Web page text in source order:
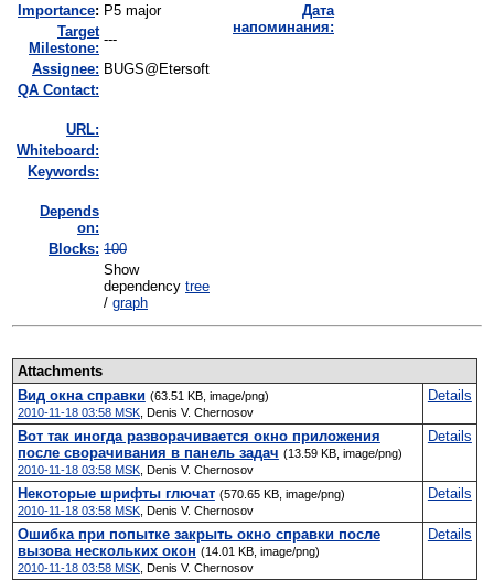
mportance: P5 major
Target
Milestone:
---
Assignee: BUGS@Etersoft
QA Contact:
URL:
Whiteboard:
Keywords:
Depends
on:
Blocks: 100
Show
dependency tree
/ graph
Дата
напоминания:
Attachments
Вид окна справки (63.51 KB, image/png)
2010-11-18 03:58 MSK, Denis V. Chernosov
Details
Вот так иногда разворачивается окно приложения
после сворачивания в панель задач (13.59 KB, image/png)
2010-11-18 03:58 MSK, Denis V. Chernosov
Details
Некоторые шрифты глючат (570.65 KB, image/png)
2010-11-18 03:58 MSK, Denis V. Chernosov
Details
Ошибка при попытке закрыть окно справки после
вызова нескольких окон (14.01 KB, image/png)
2010-11-18 03:58 MSK, Denis V. Chernosov
Details